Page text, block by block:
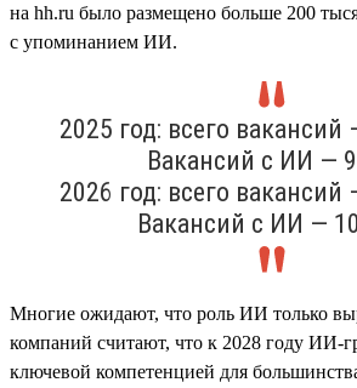
на hh.ru было размещено больше 200
с упоминанием ИИ.
2025 год: всего вакансий
Вакансий с ИИ —
2026 год: всего вакансий
Вакансий с ИИ —
Многие ожидают, что роль ИИ только
компаний считают, что к 2028 году ИИ-
ключевой компетенцией для